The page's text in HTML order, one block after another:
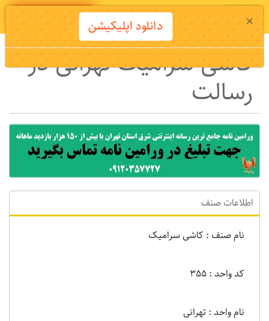
دانلود اپلیکیشن
کاشی سرامیک تهرانی در
رسالت
اطلاعات صنف
نام صنف : کاشی سرامیک
کد واحد : 355
نام واحد : تهرانی
× دانلود اپلیکیشن